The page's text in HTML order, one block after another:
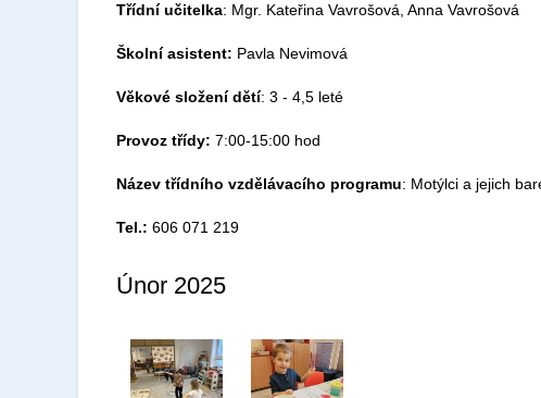
Třídní učitelka: Mgr. Kateřina Vavrošová, Anna Vavrošová
Školní asistent: Pavla Nevimová
Věkové složení dětí: 3 - 4,5 leté
Provoz třídy: 7:00-15:00 hod
Název třídního vzdělávacího programu: Motýlci a jejich
Tel.: 606 071 219
Únor 2025